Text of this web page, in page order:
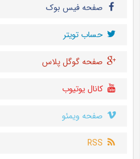
صفحه فیس بوک
حساب تويتر
صفحه گوگل پلاس
کانال یوتیوب
صفحه ویمئو
RSS